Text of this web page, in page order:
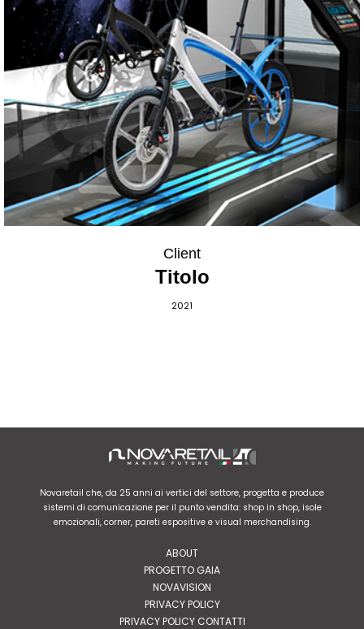
Client
Titolo
2021
Novaretail che, da 25 anni ai vertici del settore, progetta e produce
sistemi di comunicazione per il punto vendita: shop in shop, isole
emozionali, corner, pareti espositive e visual merchandising.
ABOUT
PROGETTO GAIA
NOVAVISION
PRIVACY POLICY
PRIVACY POLICY CONTATTI